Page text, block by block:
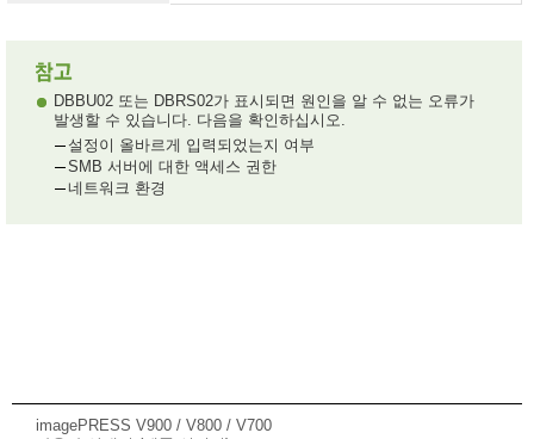
DBBU02 또는 DBRS02가 표시되면 원인을 알 수 없는 오류가
발생할 수 있습니다. 다음을 확인하십시오.
설정이 올바르게 입력되었는지 여부
SMB 서버에 대한 액세스 권한
네트워크 환경
imagePRESS V900 / V800 / V700